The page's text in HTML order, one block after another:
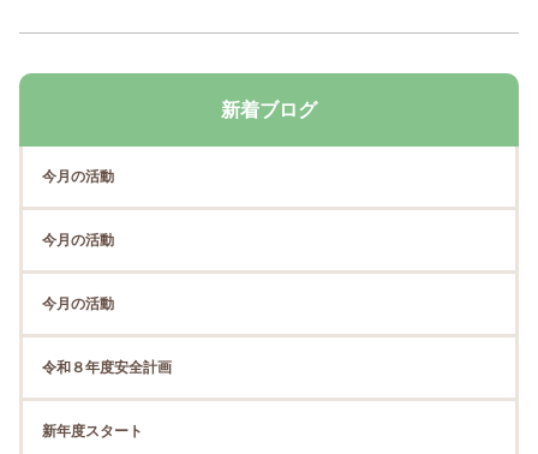
新着ブログ
今月の活動
今月の活動
今月の活動
令和８年度安全計画
新年度スタート